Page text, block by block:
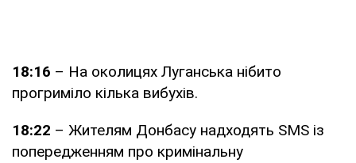
18:16 – На околицях Луганська нібито
прогриміло кілька вибухів.
18:22 – Жителям Донбасу надходять SMS із
попередженням про кримінальну